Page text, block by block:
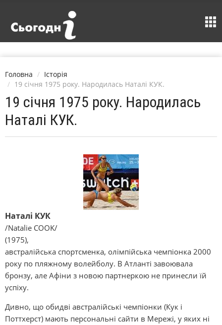
Головна
Історія
19 січня 1975 року. Народилась Наталі КУК.
19 січня 1975 року. Народилась
Наталі КУК.
Наталі КУК
/Natalie COOK/
(1975),
австралійська спортсменка, олімпійська чемпіонка 2000
року по пляжному волейболу. В Атланті завоювала
бронзу, але Афіни з новою партнеркою не принесли їй
успіху.
Дивно, що обидві австралійські чемпіонки (Кук і
Поттхерст) мають персональні сайти в Мережі, у яких ні